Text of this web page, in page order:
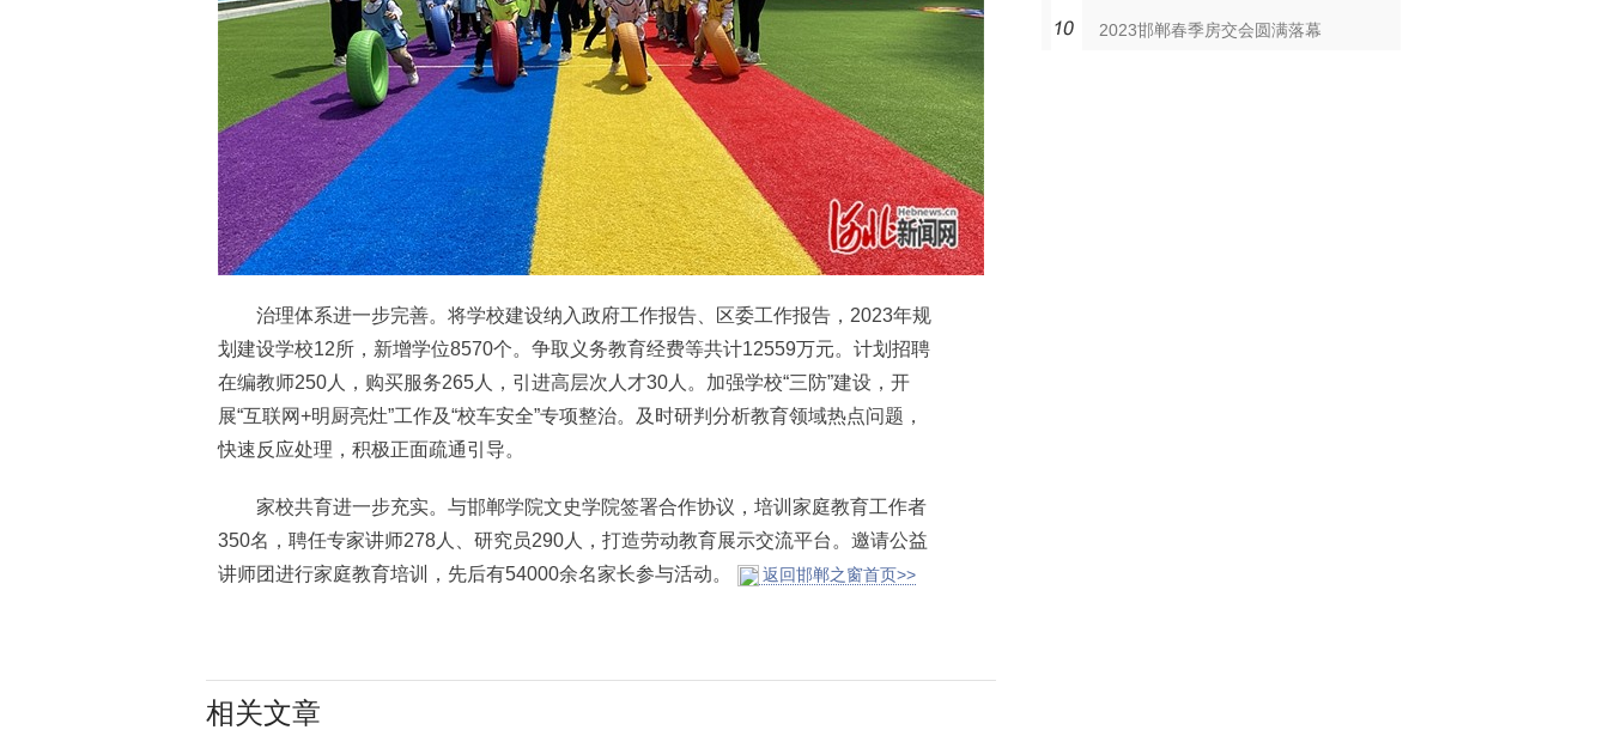
治理体系进一步完善。将学校建设纳入政府工作报告、区委工作报告，2023年规
划建设学校12所，新增学位8570个。争取义务教育经费等共计12559万元。计划招聘
在编教师250人，购买服务265人，引进高层次人才30人。加强学校“三防”建设，开
展“互联网+明厨亮灶”工作及“校车安全”专项整治。及时研判分析教育领域热点问题，
快速反应处理，积极正面疏通引导。
家校共育进一步充实。与邯郸学院文史学院签署合作协议，培训家庭教育工作者
350名，聘任专家讲师278人、研究员290人，打造劳动教育展示交流平台。邀请公益
讲师团进行家庭教育培训，先后有54000余名家长参与活动。
返回邯郸之窗首页>>
相关文章
2023邯郸春季房交会圆满落幕